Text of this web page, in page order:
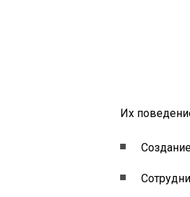
Их